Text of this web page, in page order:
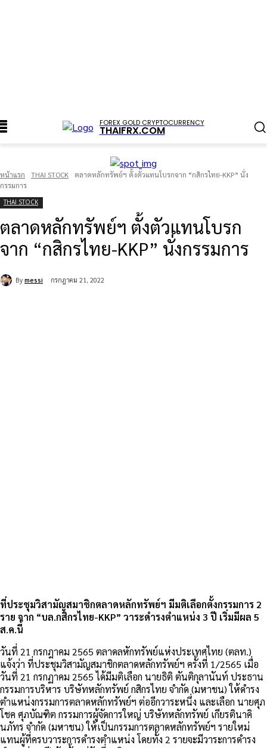
FOREX GOLD CRYPTOCURRENCY
THAIFRX.COM
หน้าแรก THAI STOCK
ตลาดหลักทรัพย์ฯ ตั้งตัวแทนโบรกจาก “กสิกรไทย-KKP” นั่ง
กรรมการ
THAI STOCK
ตลาดหลักทรัพย์ฯ ตั้งตัวแทนโบรก
จาก “กสิกรไทย-KKP” นั่งกรรมการ
By messi กรกฎาคม 21, 2022
ที่ประชุมวิสามัญสมาชิกตลาดหลักทรัพย์ฯ มีมติเลือกตั้งกรรมการ 2
ราย จาก “บล.กสิกรไทย-KKP” วาระดำรงตำแหน่ง 3 ปี เริ่มมีผล 5
ส.ค.นี้
วันที่ 21 กรกฎาคม 2565 ตลาดลหักทรัพย์แห่งประเทศไทย (ตลท.)
แจ้งว่า ที่ประชุมวิสามัญสมาชิกตลาดหลักทรัพย์ฯ ครั้งที่ 1/2565 เมื่อ
วันที่ 21 กรกฏาคม 2565 ได้มีมติเลือก นายธิติ ตันติกุลานันท์ ประธาน
กรรมการบริหาร บริษัทหลักทรัพย์ กสิกรไทย จำกัด (มหาชน) ให้ดำรง
ตำแหน่งกรรมการตลาดหลักทรัพย์ฯ ต่ออีกวาระหนึ่ง และเลือก นายศุภ
โชค ศุภบัณฑิต กรรมการผู้จัดการใหญ่ บริษัทหลักทรัพย์ เกียรตินาคิ
นภัทร จำกัด (มหาชน) ให้เป็นกรรมการตลาดหลักทรัพย์ฯ รายใหม่
แทนผู้ที่ครบวาระการดำรงตำแหน่ง โดยทั้ง 2 รายจะมีวาระการดำรง